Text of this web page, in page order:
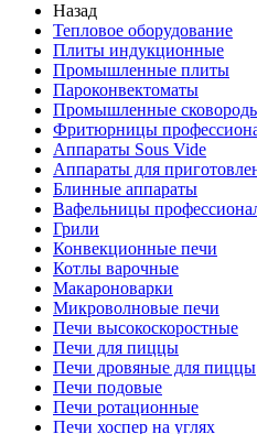
Назад
Тепловое оборудование
Плиты индукционные
Промышленные плиты
Пароконвектоматы
Промышленные
Фритюрницы
Аппараты Sous Vide
Аппараты для
Блинные аппараты
Вафельницы
Грили
Конвекционные печи
Котлы варочные
Макароноварки
Микроволновые печи
Печи высокоскоростные
Печи для пиццы
Печи дровяные для пиццы
Печи подовые
Печи ротационные
Печи хоспер на углях